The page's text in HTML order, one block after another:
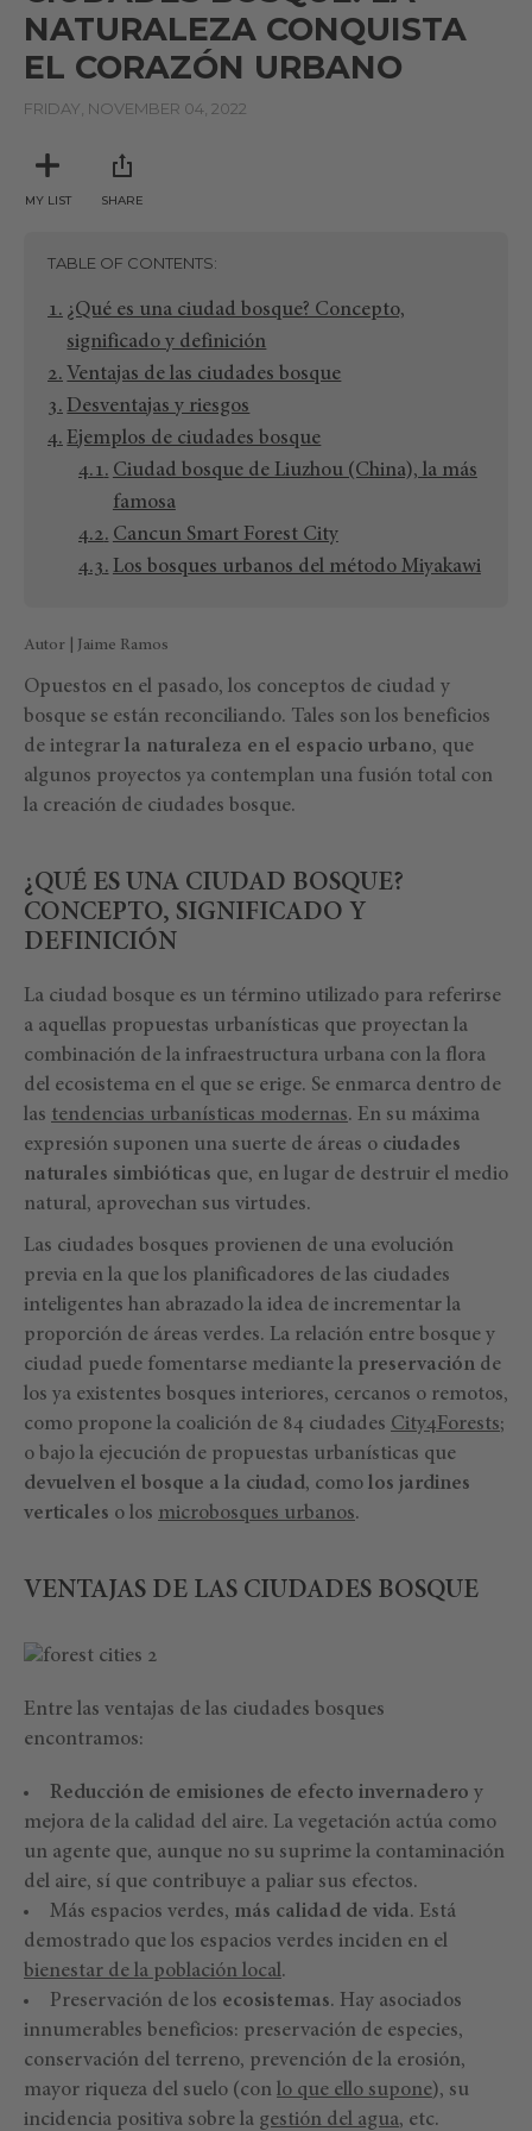
NATURALEZA CONQUISTA
EL CORAZÓN URBANO
FRIDAY, NOVEMBER 04, 2022
MY LIST SHARE
TABLE OF CONTENTS
¿Qué es una ciudad bosque? Concepto,
significado y definición
Ventajas de las ciudades bosque
Desventajas y riesgos
Ejemplos de ciudades bosque
Ciudad bosque de Liuzhou (China), la más
famosa
Cancun Smart Forest City
Los bosques urbanos del método Miyakawi
Autor | Jaime Ramos
Opuestos en el pasado, los conceptos de ciudad y
bosque se están reconciliando. Tales son los beneficios
de integrar la naturaleza en el espacio urbano, que
algunos proyectos ya contemplan una fusión total con
la creación de ciudades bosque.
¿QUÉ ES UNA CIUDAD BOSQUE?
CONCEPTO, SIGNIFICADO Y
DEFINICIÓN
La ciudad bosque es un término utilizado para referirse
a aquellas propuestas urbanísticas que proyectan la
combinación de la infraestructura urbana con la flora
del ecosistema en el que se erige. Se enmarca dentro de
las tendencias urbanísticas modernas. En su máxima
expresión suponen una suerte de áreas o ciudades
naturales simbióticas que, en lugar de destruir el medio
natural, aprovechan sus virtudes.
Las ciudades bosques provienen de una evolución
previa en la que los planificadores de las ciudades
inteligentes han abrazado la idea de incrementar la
proporción de áreas verdes. La relación entre bosque y
ciudad puede fomentarse mediante la preservación de
los ya existentes bosques interiores, cercanos o remotos,
como propone la coalición de 84 ciudades City4Forests;
o bajo la ejecución de propuestas urbanísticas que
devuelven el bosque a la ciudad, como los jardines
verticales o los microbosques urbanos.
VENTAJAS DE LAS CIUDADES BOSQUE
Entre las ventajas de las ciudades bosques
encontramos:
Reducción de emisiones de efecto invernadero y
mejora de la calidad del aire. La vegetación actúa como
un agente que, aunque no su suprime la contaminación
del aire, sí que contribuye a paliar sus efectos.
Más espacios verdes, más calidad de vida. Está
demostrado que los espacios verdes inciden en el
bienestar de la población local.
Preservación de los ecosistemas. Hay asociados
innumerables beneficios: preservación de especies,
conservación del terreno, prevención de la erosión,
mayor riqueza del suelo (con lo que ello supone), su
incidencia positiva sobre la gestión del agua, etc.